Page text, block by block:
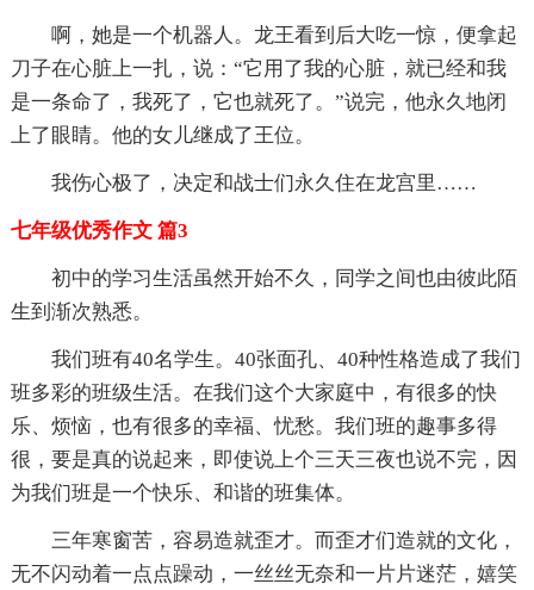
啊，她是一个机器人。龙王看到后大吃一惊，便拿起
刀子在心脏上一扎，说：“它用了我的心脏，就已经和我
是一条命了，我死了，它也就死了。”说完，他永久地闭
上了眼睛。他的女儿继成了王位。
我伤心极了，决定和战士们永久住在龙宫里……
七年级优秀作文 篇3
初中的学习生活虽然开始不久，同学之间也由彼此陌
生到渐次熟悉。
我们班有40名学生。40张面孔、40种性格造成了我们
班多彩的班级生活。在我们这个大家庭中，有很多的快
乐、烦恼，也有很多的幸福、忧愁。我们班的趣事多得
很，要是真的说起来，即使说上个三天三夜也说不完，因
为我们班是一个快乐、和谐的班集体。
三年寒窗苦，容易造就歪才。而歪才们造就的文化，
无不闪动着一点点躁动，一丝丝无奈和一片片迷茫，嬉笑